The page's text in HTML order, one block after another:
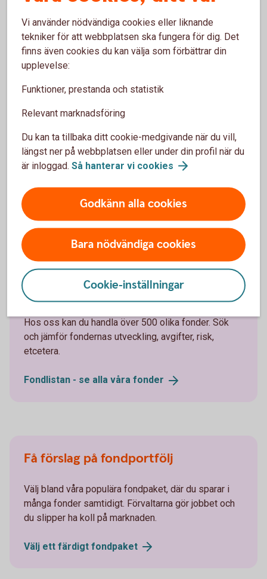
och snabbare tack vare ränta på ränta-effekten. Du
får alltså avkastning på din avkastning.
Ränta på ränta – vad ärdet?
Du sprider risken
sker samma sak även för värdet av fonden. Men i
och med att en fond placerar i många olika aktier
Det är enkelt
Det är enkelt att börja spara i fonder och kräver
Börja spara i fonder
Välj fonder i fondlistan
Hos oss kan du handla över 500 olika fonder. Sök
och jämför fondernas utveckling, avgifter, risk,
etcetera.
Fondlistan - se alla våra fonder
Få förslag på fondportfölj
Välj bland våra populära fondpaket, där du sparar i
många fonder samtidigt. Förvaltarna gör jobbet och
du slipper ha koll på marknaden.
Välj ett färdigt fondpaket
Vi använder nödvändiga cookies eller liknande
tekniker för att webbplatsen ska fungera för dig. Det
finns även cookies du kan välja som förbättrar din
upplevelse:
Funktioner, prestanda och statistik
Relevant marknadsföring
Du kan ta tillbaka ditt cookie-medgivande när du vill,
längst ner på webbplatsen eller under din profil när du
är inloggad. Så hanterar vi cookies
Godkänn alla cookies
Bara nödvändiga cookies
Cookie-inställningar